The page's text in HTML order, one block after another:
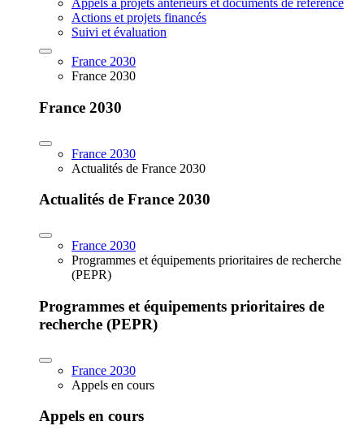
Appels à projets antérieurs et documents de référence
Actions et projets financés
Suivi et évaluation
France 2030
France 2030
France 2030
France 2030
Actualités de France 2030
Actualités de France 2030
France 2030
Programmes et équipements prioritaires de recherche
(PEPR)
Programmes et équipements prioritaires de
recherche (PEPR)
France 2030
Appels en cours
Appels en cours